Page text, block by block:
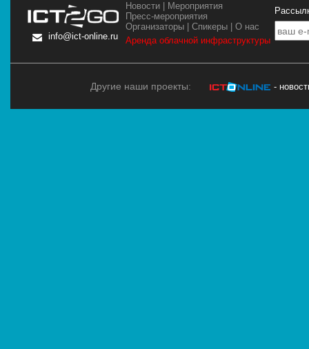
info@ict-online.ru
Новости
Мероприятия
Пресс-мероприятия
Организаторы |Спикеры |О нас
Аренда облачной инфраструктуры
Другие наши проекты: -